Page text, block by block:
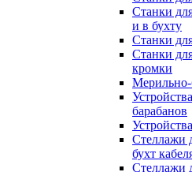
Станки
и в бухту
Станки
Станки
кромки
барабанов
Стеллажи
бухт
Стеллажи